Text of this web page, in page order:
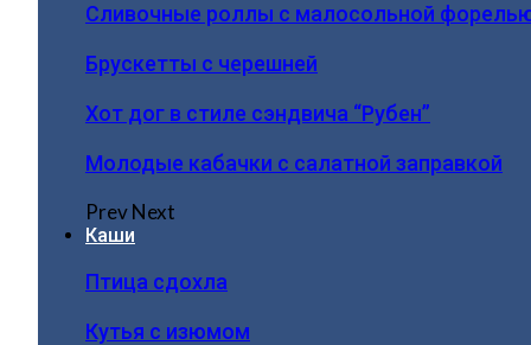
Сливочные роллы с малосольной
Брускетты с черешней
Хот дог в стиле сэндвича “Рубен”
Молодые кабачки с салатной заправкой
PrevNext
Каши
Птица сдохла
Кутья с изюмом